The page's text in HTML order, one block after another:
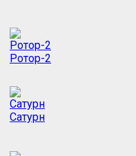
Ротор-2
Сатурн